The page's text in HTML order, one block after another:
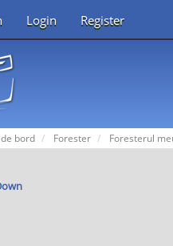
Login Register
bord Forester Foresterul